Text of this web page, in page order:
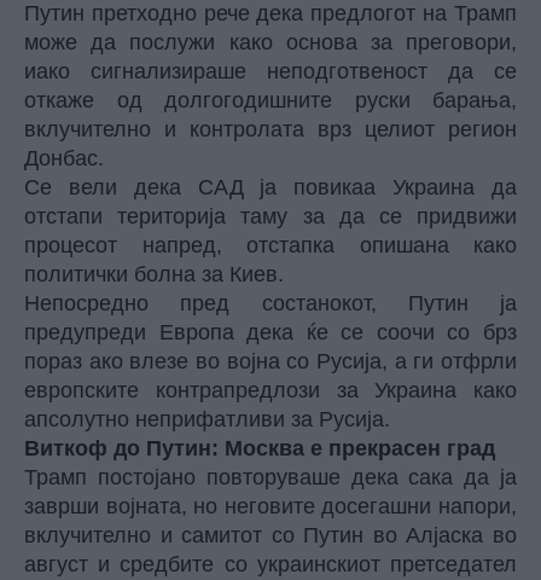
Путин претходно рече дека предлогот на Трамп
може да послужи како основа за преговори,
иако сигнализираше неподготвеност да се
откаже од долгогодишните руски барања,
вклучително и контролата врз целиот регион
Донбас.
Се вели дека САД ја повикаа Украина да
отстапи територија таму за да се придвижи
процесот напред, отстапка опишана како
политички болна за Киев.
Непосредно пред состанокот, Путин ја
предупреди Европа дека ќе се соочи со брз
пораз ако влезе во војна со Русија, а ги отфрли
европските контрапредлози за Украина како
апсолутно неприфатливи за Русија.
Виткоф до Путин: Москва е прекрасен град
Трамп постојано повторуваше дека сака да ја
заврши војната, но неговите досегашни напори,
вклучително и самитот со Путин во Алјаска во
август и средбите со украинскиот претседател